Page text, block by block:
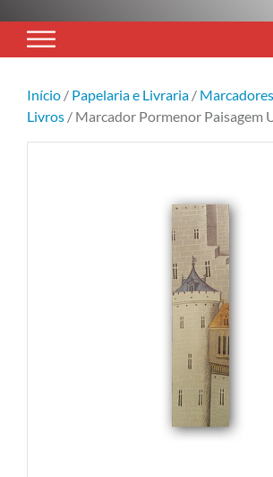
Início / Papelaria e Livraria /
Livros / Marcador Pormenor Paisagem